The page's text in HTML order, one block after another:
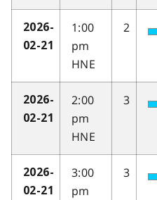
2026-
02-21
1:00
pm
HNE
2
2026-
02-21
2:00
pm
HNE
3
2026-
02-21
3:00
pm
3